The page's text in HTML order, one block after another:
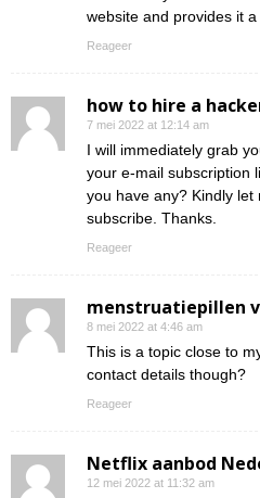
website and provides it
Reageer
how to hire a
7 mei 2022 at 12:14 am
I will immediately grab
your e-mail subscription
you have any? Kindly
subscribe. Thanks.
Reageer
menstruatiepillen
8 mei 2022 at 4:46 am
This is a topic close to
contact details though?
Reageer
Netflix aanbod
12 mei 2022 at 11:32 am